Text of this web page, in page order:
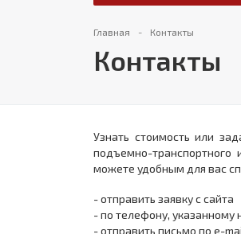
Главная Контакты
Контакты
Узнать стоимость или
подъемно-транспортного
можете удобным для вас
- отправить заявку с сайта
- по телефону, указанному
- отправить письмо по e-